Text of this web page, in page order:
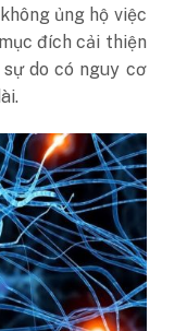
ủng hộ việc
đích cải thiện
do có nguy cơ